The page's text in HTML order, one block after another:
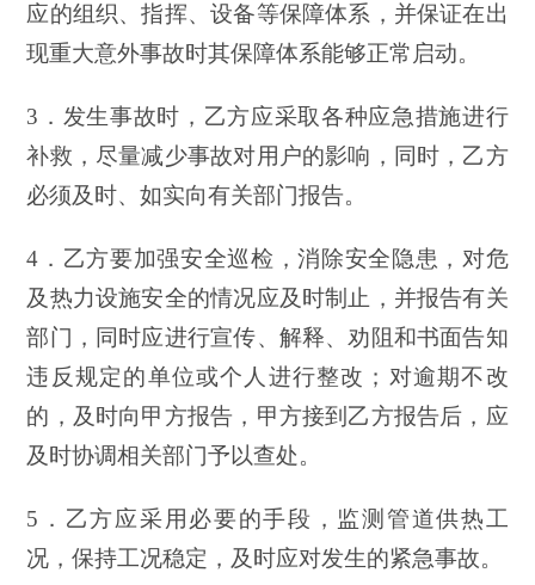
应的组织、指挥、设备等保障体系，并保证在出
现重大意外事故时其保障体系能够正常启动。
3．发生事故时，乙方应采取各种应急措施进行
补救，尽量减少事故对用户的影响，同时，乙方
必须及时、如实向有关部门报告。
4．乙方要加强安全巡检，消除安全隐患，对危
及热力设施安全的情况应及时制止，并报告有关
部门，同时应进行宣传、解释、劝阻和书面告知
违反规定的单位或个人进行整改；对逾期不改
的，及时向甲方报告，甲方接到乙方报告后，应
及时协调相关部门予以查处。
5．乙方应采用必要的手段，监测管道供热工
况，保持工况稳定，及时应对发生的紧急事故。